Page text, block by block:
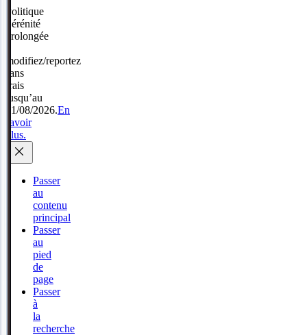
Politique
Sérénité
prolongée
modifiez/reportez
sans
frais
jusqu’au
31/08/2026.En
savoir
plus.
Passer
au
contenu
principal
Passer
au
pied
de
page
Passer
à
la
recherche